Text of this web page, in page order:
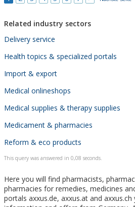
Related industry sectors
Delivery service
Health topics & specialized portals
Import & export
Medical onlineshops
Medical supplies & therapy supplies
Medicament & pharmacies
Reform & eco products
This query was answered in 0,08 seconds.
Here you will find pharmacists,
pharmacies for remedies, medicines
portals axxus.de, axxus.at and